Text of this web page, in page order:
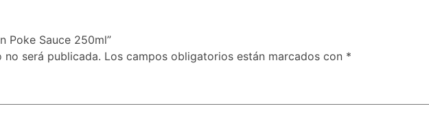
Poke Sauce 250ml”
será publicada. Los campos obligatorios están marcados con *